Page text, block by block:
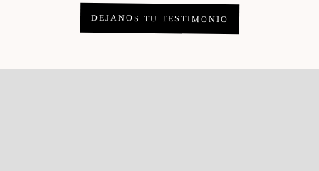
DEJANOS TU TESTIMONIO